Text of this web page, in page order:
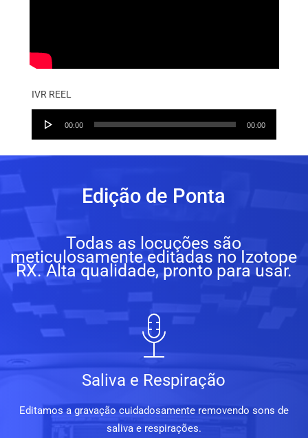
IVR REEL
Audio
00:00 00:00
Edição de Ponta
Todas as locuções são
meticulosamente editadas no Izotope
RX. Alta qualidade, pronto para usar.
Saliva e Respiração
Editamos a gravação cuidadosamente removendo sons de
saliva e respirações.